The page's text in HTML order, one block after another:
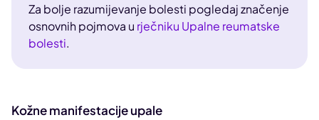
Za bolje razumijevanje bolesti pogledaj značenje
osnovnih pojmova u rječniku Upalne reumatske
bolesti.
Kožne manifestacije upale